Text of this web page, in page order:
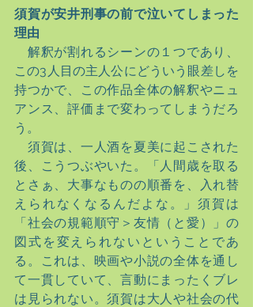
須賀が安井刑事の前で泣いてしまった
理由
解釈が割れるシーンの１つであり、
この3人目の主人公にどういう眼差しを
持つかで、この作品全体の解釈やニュ
アンス、評価まで変わってしまうだろ
う。
須賀は、一人酒を夏美に起こされた
後、こうつぶやいた。「人間歳を取る
とさぁ、大事なものの順番を、入れ替
えられなくなるんだよな。」須賀は
「社会の規範順守＞友情（と愛）」の
図式を変えられないということであ
る。これは、映画や小説の全体を通し
て一貫していて、言動にまったくブレ
は見られない。須賀は大人や社会の代